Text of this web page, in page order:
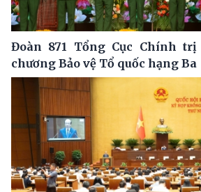
Đoàn 871 Tổng Cục Chính
chương Bảo vệ Tổ quốc hạng Ba